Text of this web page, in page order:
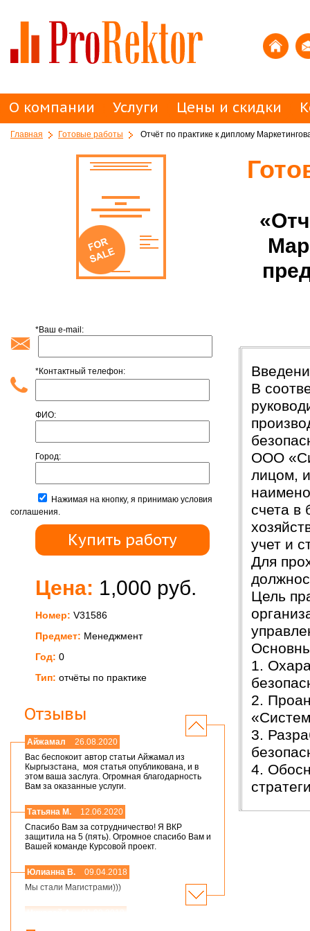
О компании Услуги Цены и скидки
Главная Готовые работы Отчёт по практике к диплому
*Ваш e-mail:
*Контактный телефон:
ФИО:
Город:
Нажимая на кнопку, я принимаю условия
соглашения.
Цена: 1,000 руб.
Номер: V31586
Предмет: Менеджмент
Год: 0
Тип: отчёты по практике
Отзывы
Айжамал
26.08.2020
Вас беспокоит автор статьи Айжамал из
Кыргызстана, моя статья опубликована, и в
этом ваша заслуга. Огромная благодарность
Вам за оказанные услуги.
Татьяна М.
12.06.2020
Спасибо Вам за сотрудничество! Я ВКР
защитила на 5 (пять). Огромное спасибо Вам и
Вашей команде Курсовой проект.
Юлианна В.
09.04.2018
Мы стали Магистрами)))
Мария,добрый день! Спасибо большое.
В
ООО
лицом,
счета в
учет и
Для
Цель
1.
2.
3.
4.